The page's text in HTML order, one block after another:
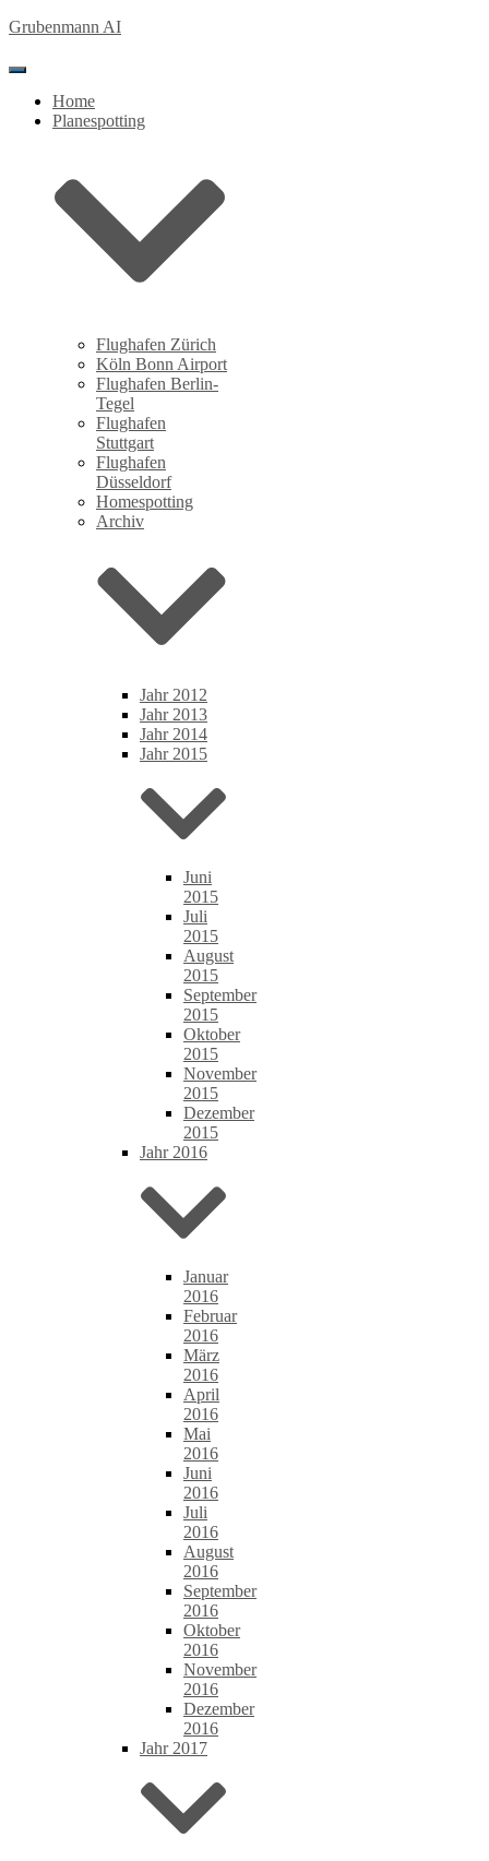
Grubenmann AI
Toggle Navigation
Home
Planespotting
Flughafen Zürich
Köln Bonn Airport
Flughafen Berlin-
Tegel
Flughafen
Stuttgart
Flughafen
Düsseldorf
Homespotting
Archiv
Jahr 2012
Jahr 2013
Jahr 2014
Jahr 2015
Juni
2015
Juli
2015
August
2015
September
2015
Oktober
2015
November
2015
Dezember
2015
Jahr 2016
Januar
2016
Februar
2016
März
2016
April
2016
Mai
2016
Juni
2016
Juli
2016
August
2016
September
2016
Oktober
2016
November
2016
Dezember
2016
Jahr 2017